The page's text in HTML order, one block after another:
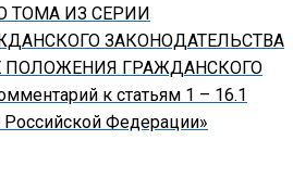
ТОМА ИЗ СЕРИИ
ЗАКОНОДАТЕЛЬСТВА
ПОЛОЖЕНИЯ ГРАЖДАНСКОГО
к статьям 1 – 16.1
Российской Федерации»